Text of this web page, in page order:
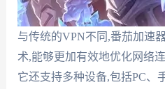
与传统的VPN不同,番茄加速
术,能够更加有效地优化网络
它还支持多种设备,包括PC、